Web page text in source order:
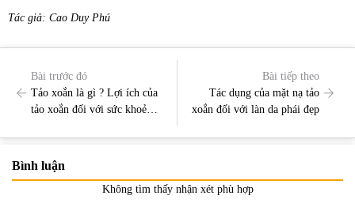
Tác giả: Cao Duy Phú
Bài trước đó
Tảo xoắn là gì ? Lợi ích của
tảo xoắn đối với sức khoẻ
Bài tiếp theo
Tác dụng của mặt nạ tảo
xoắn đối với làn da phái đẹp
Bình luận
Không tìm thấy nhận xét phù hợp